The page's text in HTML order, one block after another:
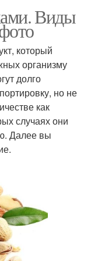
Виды
который
организму
долго
но не
как
случаях они
Далее вы